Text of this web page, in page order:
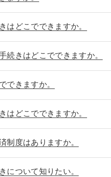
はどこでできますか。
続きはどこでできますか。
できますか。
はどこでできますか。
制度はありますか。
について知りたい。